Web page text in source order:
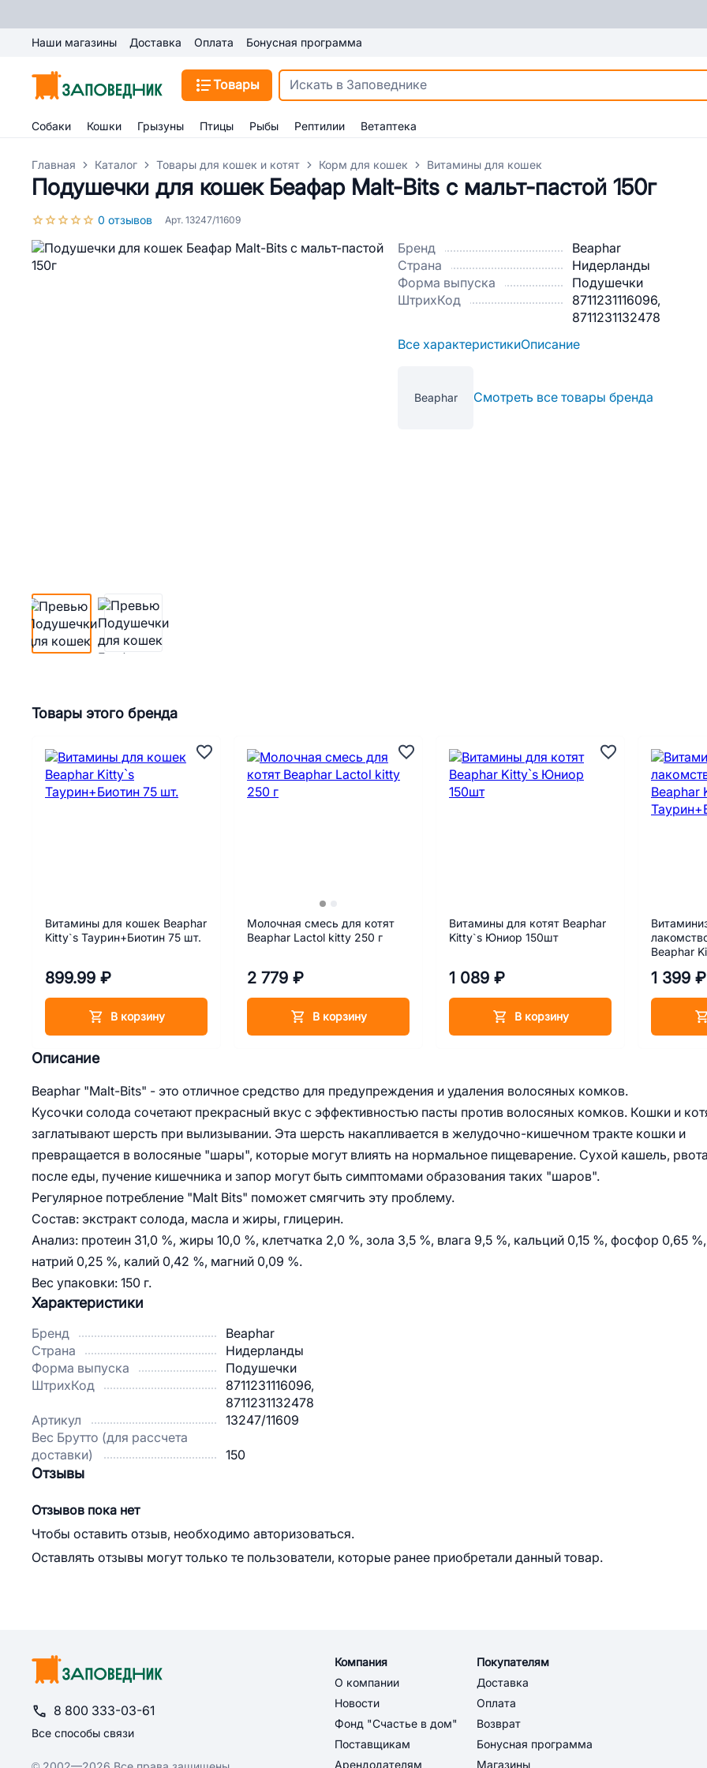
Наши магазины Доставка Оплата Бонусная программа
Товары
Собаки Кошки Грызуны Птицы Рыбы Рептилии Ветаптека
Главная Каталог Товары для кошек и котят Корм для кошек Витамины для кошек
Подушечки для кошек Беафар Malt-Bits с мальт-пастой 150г
0 отзывов Арт. 13247/11609
Бренд
Beaphar
Страна
Нидерланды
Форма выпуска
Подушечки
ШтрихКод
8711231116096,
8711231132478
Все характеристикиОписание
Beaphar Смотреть все товары бренда
Описание
Beaphar "Malt-Bits" - это отличное средство для предупреждения и удаления волосяных комков.
Кусочки солода сочетают прекрасный вкус с эффективностью пасты против волосяных комков. Кошки и
заглатывают шерсть при вылизывании. Эта шерсть накапливается в желудочно-кишечном тракте кошки и
превращается в волосяные "шары", которые могут влиять на нормальное пищеварение. Сухой кашель, рвота
после еды, пучение кишечника и запор могут быть симптомами образования таких "шаров".
Регулярное потребление "Malt Bits" поможет смягчить эту проблему.
Состав: экстракт солода, масла и жиры, глицерин.
Анализ: протеин 31,0 %, жиры 10,0 %, клетчатка 2,0 %, зола 3,5 %, влага 9,5 %, кальций 0,15 %, фосфор 0,65 %,
натрий 0,25 %, калий 0,42 %, магний 0,09 %.
Вес упаковки: 150 г.
Товары этого бренда
Витамины для кошек Beaphar
Kitty`s Таурин+Биотин 75 шт.
899.99 ₽
В корзину
Молочная смесь для котят
Beaphar Lactol kitty 250 г
2 779 ₽
В корзину
Витамины для котят Beaphar
Kitty`s Юниор 150шт
1 089 ₽
В корзину
Beaphar
1 399 ₽
Характеристики
Бренд
Beaphar
Страна
Нидерланды
Форма выпуска
Подушечки
ШтрихКод
8711231116096,
8711231132478
Артикул
13247/11609
Вес Брутто (для рассчета
доставки)
150
Отзывы
Отзывов пока нет
Чтобы оставить отзыв, необходимо авторизоваться.
Оставлять отзывы могут только те пользователи, которые ранее приобретали данный товар.
8 800 333-03-61
Все способы связи
Компания
О компании
Новости
Фонд "Счастье в дом"
Поставщикам
Арендодателям
Покупателям
Доставка
Оплата
Возврат
Бонусная программа
Магазины